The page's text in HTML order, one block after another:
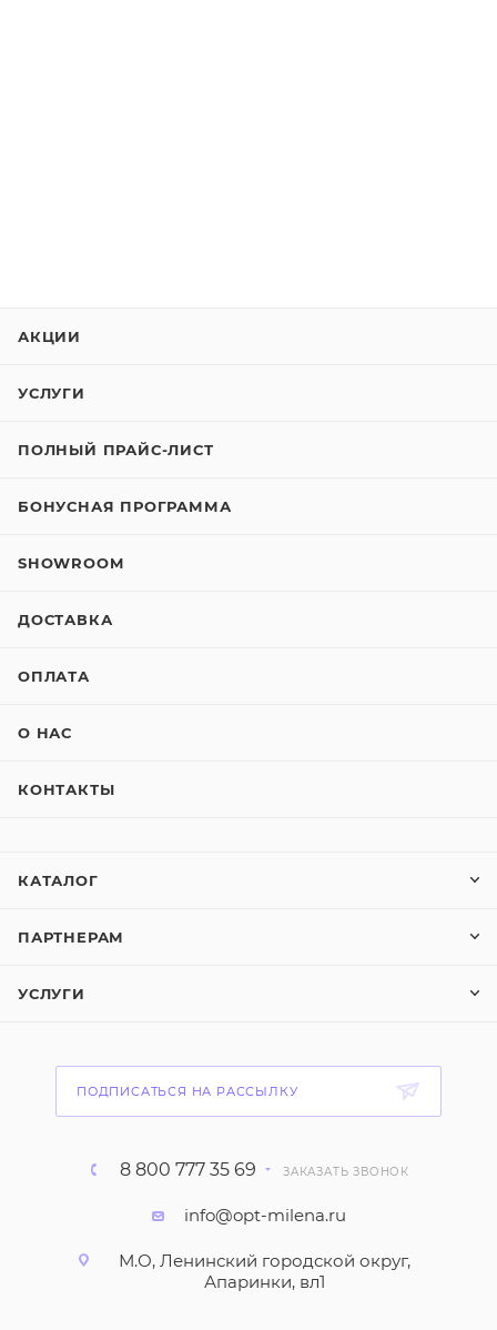
АКЦИИ
УСЛУГИ
ПОЛНЫЙ ПРАЙС-ЛИСТ
БОНУСНАЯ ПРОГРАММА
SHOWROOM
ДОСТАВКА
ОПЛАТА
О НАС
КОНТАКТЫ
КАТАЛОГ
ПАРТНЕРАМ
УСЛУГИ
ПОДПИСАТЬСЯ НА РАССЫЛКУ
8 800 777 35 69 ЗАКАЗАТЬ ЗВОНОК
info@opt-milena.ru
М.О, Ленинский городской округ,
Апаринки, вл1